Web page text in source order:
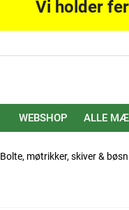
Vi holder
WEBSHOP ALLE
Bolte, møtrikker, skiver &